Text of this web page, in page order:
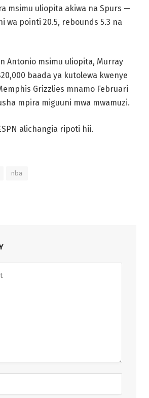
msimu uliopita akiwa na Spurs —
wa pointi 20.5, rebounds 5.3 na
Antonio msimu uliopita, Murray
baada ya kutolewa kwenye
Grizzlies mnamo Februari
mpira miguuni mwa mwamuzi.
alichangia ripoti hii.
nba